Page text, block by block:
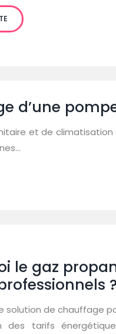
d’une
et de climatisation
le gaz
?
solution de chauffage
des tarifs